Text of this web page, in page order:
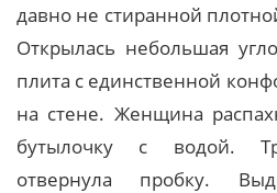
давно не стиранной
Открылась небольшая
плита с единственной
на стене. Женщина
бутылочку с водой.
отвернула пробку.